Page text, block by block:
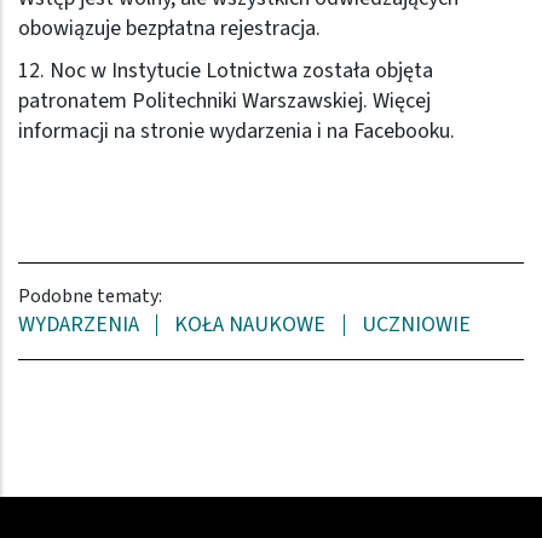
obowiązuje bezpłatna rejestracja.
12. Noc w Instytucie Lotnictwa została objęta
patronatem Politechniki Warszawskiej. Więcej
informacji na stronie wydarzenia i na Facebooku.
Podobne tematy:
WYDARZENIA KOŁA NAUKOWE UCZNIOWIE